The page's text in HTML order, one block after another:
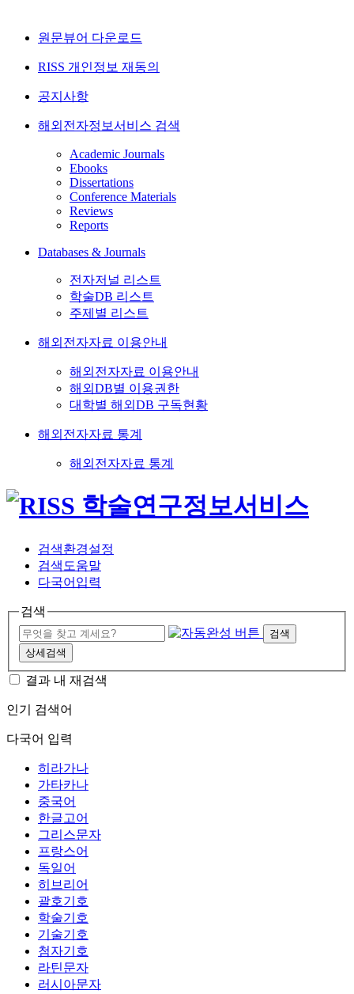
원문뷰어 다운로드
RISS 개인정보 재동의
공지사항
해외전자정보서비스 검색
Academic Journals
Ebooks
Dissertations
Conference Materials
Reviews
Reports
Databases & Journals
전자저널 리스트
학술DB 리스트
주제별 리스트
해외전자자료 이용안내
해외전자자료 이용안내
해외DB별 이용권한
대학별 해외DB 구독현황
해외전자자료 통계
해외전자자료 통계
검색환경설정
검색도움말
다국어입력
검색
검색
상세검색
결과 내 재검색
인기 검색어
다국어 입력
히라가나
가타카나
중국어
한글고어
그리스문자
프랑스어
독일어
히브리어
괄호기호
학술기호
기술기호
첨자기호
라틴문자
러시아문자